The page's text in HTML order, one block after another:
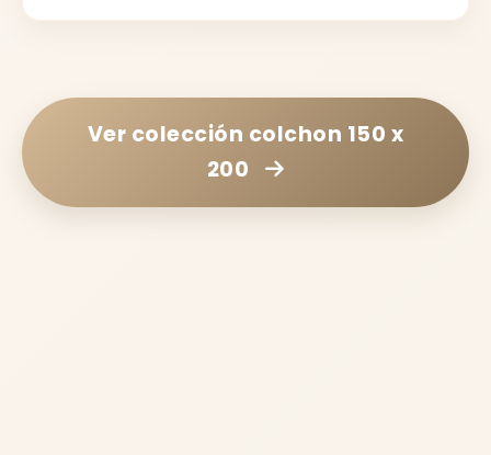
Ver colección colchon 150 x
200